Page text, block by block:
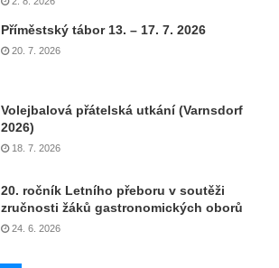
Příměstský tábor 13. – 17. 7. 2026
20. 7. 2026
Volejbalová přátelská utkání (Varnsdorf
2026)
18. 7. 2026
20. ročník Letního přeboru v soutěži
zručnosti žáků gastronomických oborů
24. 6. 2026